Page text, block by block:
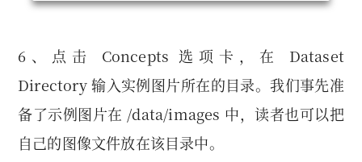
6、点击 Concepts 选项卡，在 Dataset
Directory 输入实例图片所在的目录。我们事先准
备了示例图片在 /data/images 中，读者也可以把
自己的图像文件放在该目录中。